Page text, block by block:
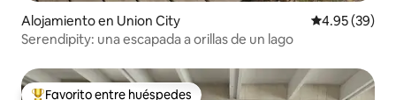
Alojamiento en Union City Calificación
4.95 (39)
Serendipity: una escapada a orillas de un lago
Favorito entre huéspedes